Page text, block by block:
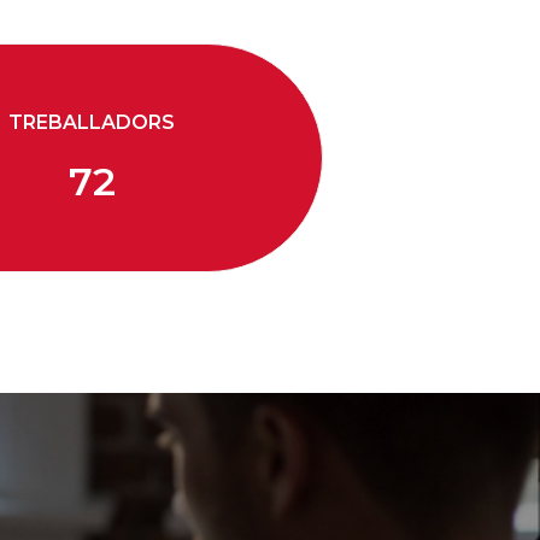
TREBALLADORS
72